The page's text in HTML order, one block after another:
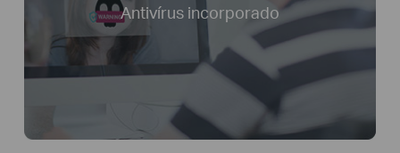
Antivírus incorporado